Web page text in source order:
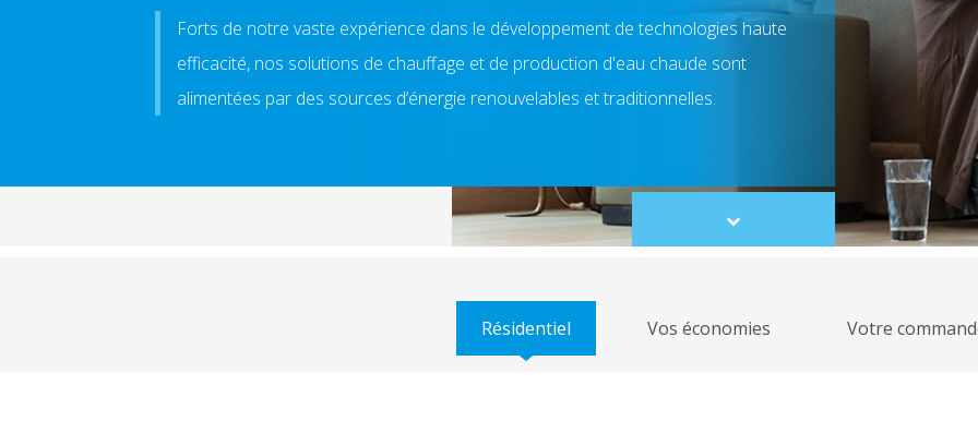
Forts de notre vaste expérience dans le développement de technologies haute
efficacité, nos solutions de chauffage et de production d'eau chaude sont
alimentées par des sources d’énergie renouvelables et traditionnelles.
Scroll
to
Résidentiel Vos économies Votre